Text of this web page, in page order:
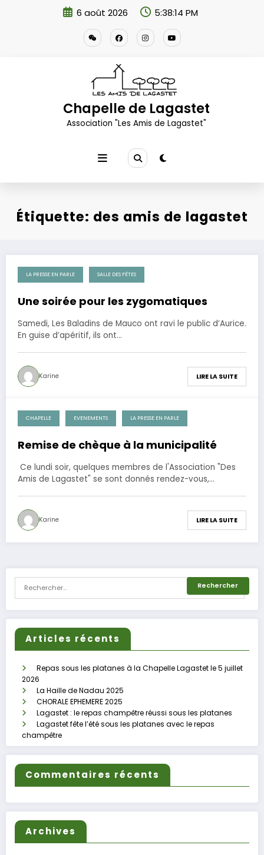
6 août 2026 5:38:14 PM
Chapelle de Lagastet
Association "Les Amis de Lagastet"
Étiquette: des amis de lagastet
28 novembre 2013
LA PRESSE EN PARLE SALLE DES FÊTES
Une soirée pour les zygomatiques
Samedi, Les Baladins de Mauco ont ravi le public d’Aurice.
En guise d’apéritif, ils ont…
Karine LIRE LA SUITE
3 avril 2012
CHAPELLE EVENEMENTS LA PRESSE EN PARLE
Remise de chèque à la municipalité
Ce lundi soir, quelques membres de l'Association "Des
Amis de Lagastet" se sont donnés rendez-vous,…
Karine LIRE LA SUITE
Articles récents
Repas sous les platanes à la Chapelle Lagastet le 5 juillet
2026
La Haille de Nadau 2025
CHORALE EPHEMERE 2025
Lagastet : le repas champêtre réussi sous les platanes
Lagastet fête l’été sous les platanes avec le repas
champêtre
Commentaires récents
Archives